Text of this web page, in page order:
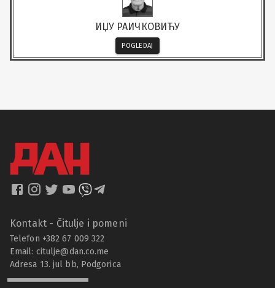
ИЏУ РАИЧКОВИЋУ
POGLEDAJ
Kontakt - Čitulje i pomeni
Telefon +382 67 009 322
Email: citulje@dan.co.me
Adresa 13. jul bb, Podgorica